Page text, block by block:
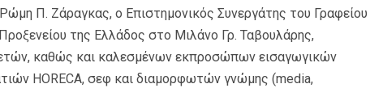
Π. Ζάραγκας, ο Επιστημονικός Συνεργάτης του Γραφείου
της Ελλάδος στο Μιλάνο Γρ. Ταβουλάρης,
καθώς και καλεσμένων εκπροσώπων εισαγωγικών
HORECA, σεφ και διαμορφωτών γνώμης (media,